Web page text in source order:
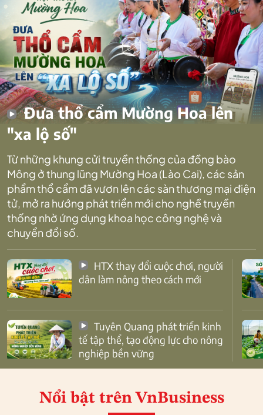
Đưa thổ cẩm Mường Hoa lên
"xa lộ số"
Từ những khung cửi truyền thống của đồng bào
Mông ở thung lũng Mường Hoa (Lào Cai), các sản
phẩm thổ cẩm đã vươn lên các sàn thương mại điện
tử, mở ra hướng phát triển mới cho nghề truyền
thống nhờ ứng dụng khoa học công nghệ và
chuyển đổi số.
dân làm nông theo cách mới
tế tập thể, tạo động lực cho nông
nghiệp bền vững
Nổi bật trên VnBusiness